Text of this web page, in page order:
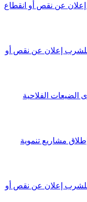
عن نقص أو انقطاع
إعلان عن نقص أو
الفلاحية
مشاريع تنموية
إعلان عن نقص أو